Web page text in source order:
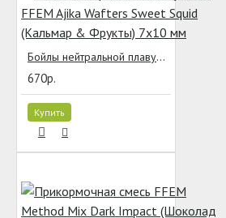
Бойлы нейтральной плавучести FFEM Ajika Wafters Sweet Squid (Кальмар & Фрукты) 7x10 мм
670р.
Купить